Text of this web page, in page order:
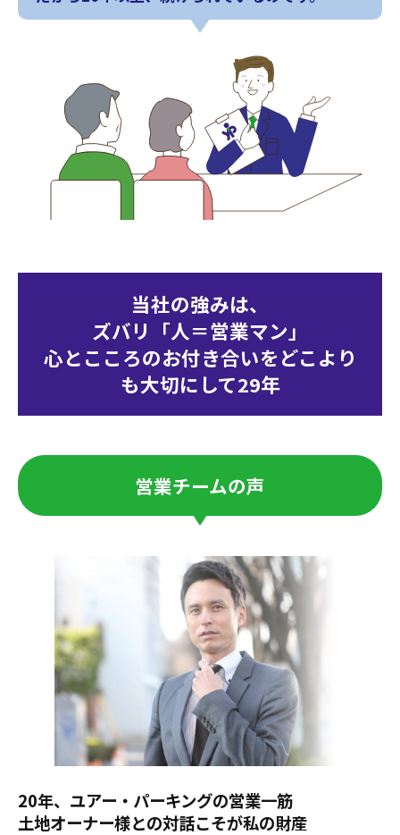
当社の強みは、
ズバリ「人＝営業マン」
心とこころのお付き合いをどこより
も大切にして29年
営業チームの声
20年、ユアー・パーキングの営業一筋
土地オーナー様との対話こそが私の財産